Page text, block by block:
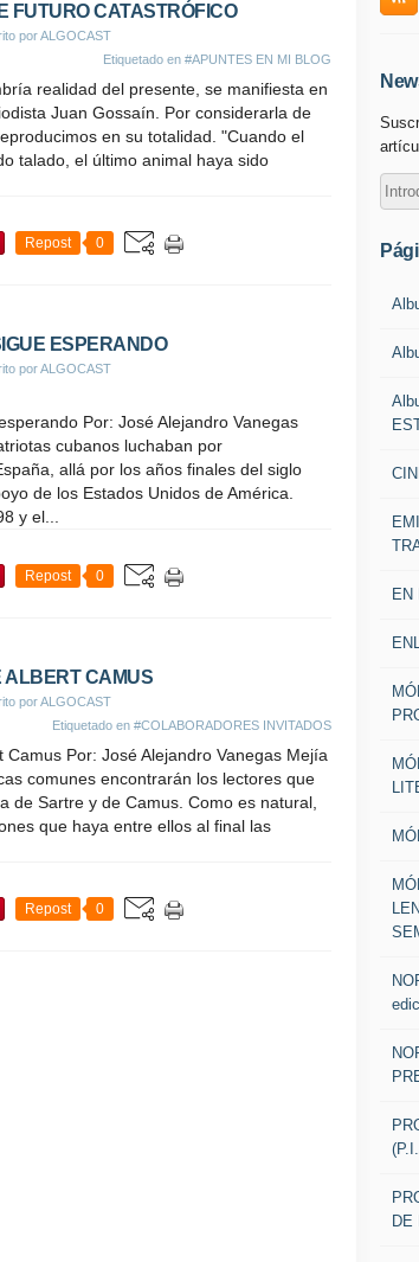
FUTURO CATASTRÓFICO
por ALGOCAST
Etiquetado en #APUNTES EN MI BLOG
realidad del presente, se manifiesta en
Juan Gossaín. Por considerarla de
en su totalidad. "Cuando el
talado, el último animal haya sido
Repost 0
ESPERANDO
por ALGOCAST
Por: José Alejandro Vanegas
cubanos luchaban por
allá por los años finales del siglo
de los Estados Unidos de América.
y el...
Repost 0
ALBERT CAMUS
por ALGOCAST
Etiquetado en #COLABORADORES INVITADOS
Camus Por: José Alejandro Vanegas Mejía
comunes encontrarán los lectores que
de Sartre y de Camus. Como es natural,
que haya entre ellos al final las
Repost 0
EN
DE